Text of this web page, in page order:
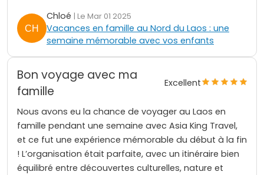
Chloé | Le Mar 01 2025
Vacances en famille au Nord du Laos : une
semaine mémorable avec vos enfants
Bon voyage avec ma
famille
Excellent
Nous avons eu la chance de voyager au Laos en
famille pendant une semaine avec Asia King Travel,
et ce fut une expérience mémorable du début à la fin
! L’organisation était parfaite, avec un itinéraire bien
équilibré entre découvertes culturelles, nature et